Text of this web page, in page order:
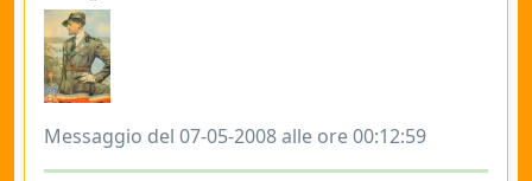
Messaggio del 07-05-2008 alle ore 00:12:59